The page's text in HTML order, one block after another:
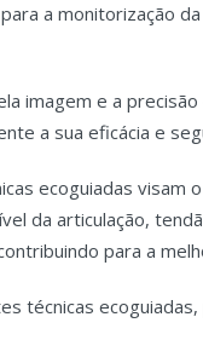
a monitorização
imagem e a
a sua eficácia e
ecoguiadas
da articulação,
para a
técnicas